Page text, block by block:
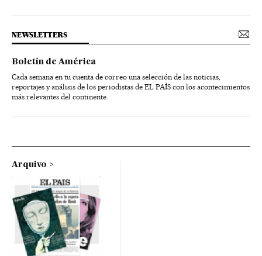
NEWSLETTERS
Boletín de América
Cada semana en tu cuenta de correo una selección de las noticias,
reportajes y análisis de los periodistas de EL PAÍS con los acontecimientos
más relevantes del continente.
Arquivo